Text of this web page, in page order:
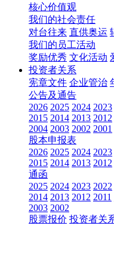
核心价值观
我们的社会责任
对台往来 直供奥运
我们的员工活动
奖励优秀 文化活动
投资者关系
宪章文件 企业管治
公告及通告
2026 2025 2024 2023
2015 2014 2013 2012
2004 2003 2002 2001
股本申报表
2026 2025 2024 2023
2015 2014 2013 2012
通函
2025 2024 2023 2022
2014 2013 2012 2011
2003 2002
股票报价 投资者关